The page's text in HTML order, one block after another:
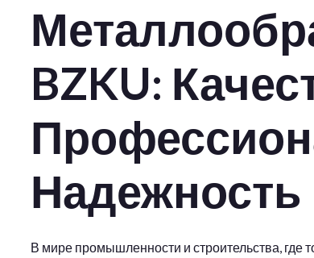
BZKU:
Надежность
В мире промышленности и строительства, где